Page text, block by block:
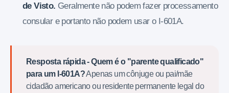
de Visto. Geralmente não podem fazer processamento
consular e portanto não podem usar o I-601A.
Resposta rápida - Quem é o "parente qualificado"
para um I-601A?Apenas um cônjuge ou pai/mãe
cidadão americano ou residente permanente legal do